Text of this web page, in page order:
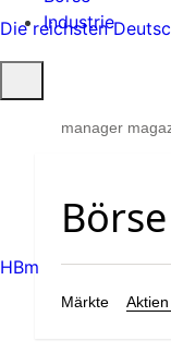
Industrie
öffnen
manager
Märkte
Die reichsten
HBm